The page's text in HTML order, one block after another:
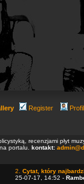
Register
recenzjami płyt
portalu. kontakt:
2. Cytat, który
25-07-17, 14:52 -